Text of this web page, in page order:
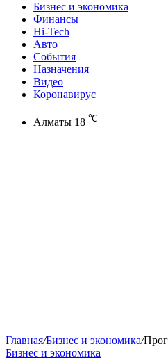
Бизнес и экономика
Финансы
Hi-Tech
Авто
События
Назначения
Видео
Коронавирус
Алматы 18 ℃
Главная/Бизнес и экономика/
Бизнес и экономика